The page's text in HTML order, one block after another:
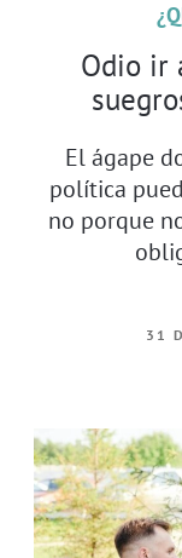
Odio ir
El ágape
política
no porque
31